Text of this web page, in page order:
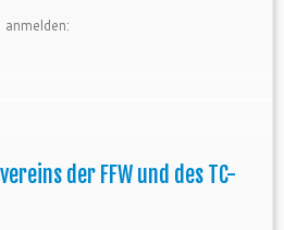
der FFW und des TC-